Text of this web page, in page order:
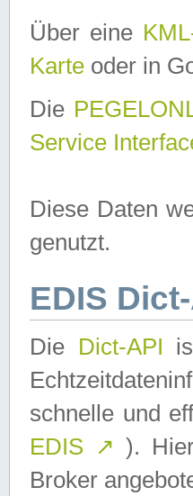
Über eine
Karte oder in
Die
Service
Diese Daten
genutzt.
EDIS
Die Dict-API
schnelle und
EDIS ↗ ).
Broker